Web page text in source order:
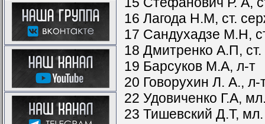
16 Лагода Н.М, ст.
17 Сандухадзе М.Н,
18 Дмитренко А.П, ст.
19 Барсуков М.А, л-т
20 Говорухин Л. А., л-
22 Удовиченко Г.А,
23 Тишевский Д.Т,